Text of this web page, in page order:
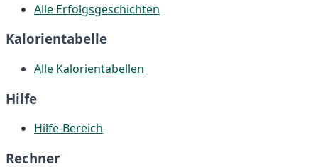
Alle Erfolgsgeschichten
Kalorientabelle
Alle Kalorientabellen
Hilfe
Hilfe-Bereich
Rechner